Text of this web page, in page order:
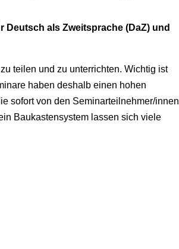
als Zweitsprache (DaZ) und
teilen und zu unterrichten. Wichtig ist
haben deshalb einen hohen
sofort von den Seminarteilnehmer/innen
Baukastensystem lassen sich viele